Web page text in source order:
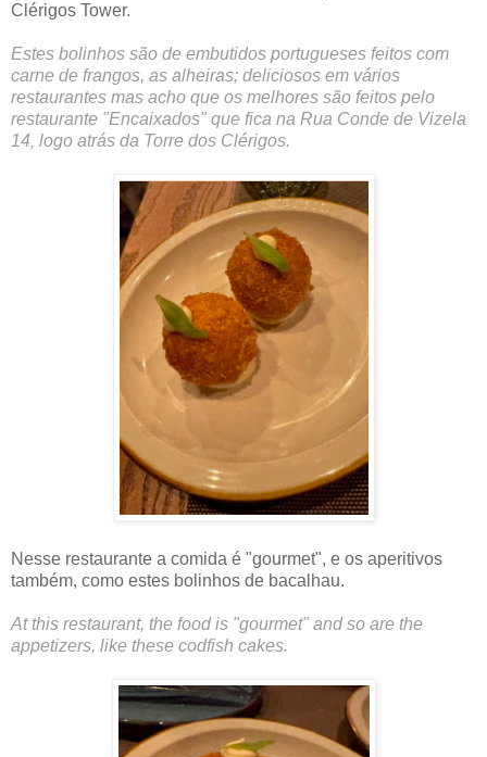
Clérigos Tower.
Estes bolinhos são de embutidos portugueses feitos com
carne de frangos, as alheiras; deliciosos em vários
restaurantes mas acho que os melhores são feitos pelo
restaurante "Encaixados" que fica na Rua Conde de Vizela
14 logo atrás da Torre dos Clérigos.
Nesse restaurante a comida é "gourmet", e os aperitivos
também, como estes bolinhos de bacalhau.
At this restaurant, the food is "gourmet" and so are the
appetizers, like these codfish cakes.